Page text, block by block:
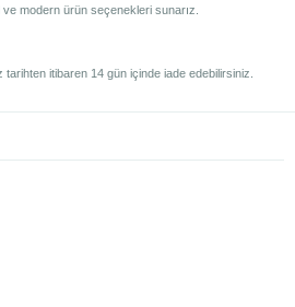
modern ürün seçenekleri sunarız.
tarihten itibaren 14 gün içinde iade edebilirsiniz.